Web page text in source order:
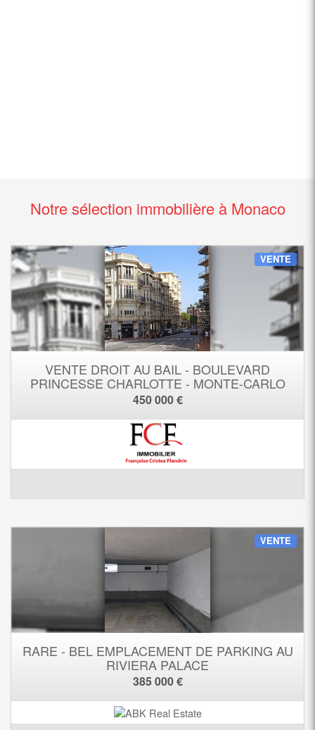
Notre sélection immobilière à Monaco
VENTE
VENTE DROIT AU BAIL - BOULEVARD
PRINCESSE CHARLOTTE - MONTE-CARLO
450 000 €
VENTE
RARE - BEL EMPLACEMENT DE PARKING AU
RIVIERA PALACE
385 000 €